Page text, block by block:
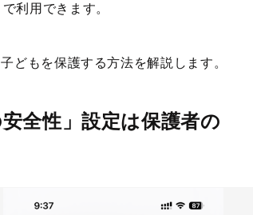
利用できます。
どもを保護する方法を解説します。
全性」設定は保護者の